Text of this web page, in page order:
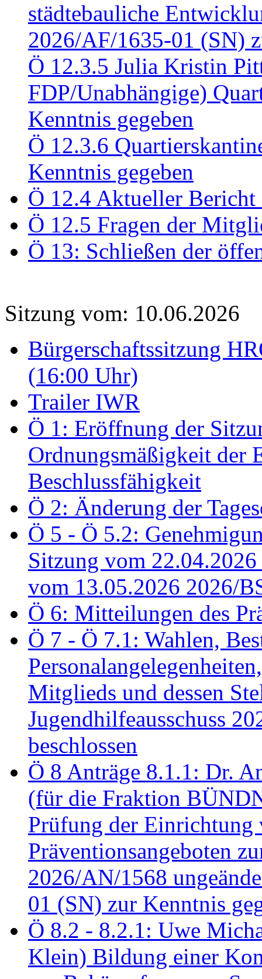
städtebauliche
2026/AF/1635-01 (SN)
Ö 12.3.5 Julia Kristin
FDP/Unabhängige)
Kenntnis gegeben
Ö 12.3.6
Kenntnis gegeben
Ö 12.4 Aktueller Bericht
Ö 12.5 Fragen der
Ö 13: Schließen der
Sitzung vom: 10.06.2026
Bürgerschaftssitzung
(16:00 Uhr)
Trailer IWR
Ö 1: Eröffnung der
Ordnungsmäßigkeit der
Beschlussfähigkeit
Ö 2: Änderung der
Ö 5 - Ö 5.2:
Sitzung vom
vom 13.05.2026 2026/
Ö 6: Mitteilungen des
Ö 7 - Ö 7.1: Wahlen,
Mitglieds und dessen
Jugendhilfeausschuss
beschlossen
Ö 8 Anträge 8.1.1: Dr.
(für die Fraktion
Prüfung der Einrichtung
Präventionsangeboten
2026/AN/1568
01 (SN) zur Kenntnis
Ö 8.2 - 8.2.1: Uwe
Klein) Bildung einer